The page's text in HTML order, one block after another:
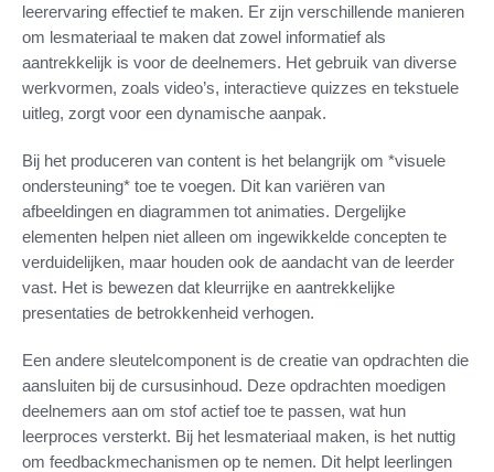
leerervaring effectief te maken. Er zijn verschillende manieren
om lesmateriaal te maken dat zowel informatief als
aantrekkelijk is voor de deelnemers. Het gebruik van diverse
werkvormen, zoals video’s, interactieve quizzes en tekstuele
uitleg, zorgt voor een dynamische aanpak.
Bij het produceren van content is het belangrijk om *visuele
ondersteuning* toe te voegen. Dit kan variëren van
afbeeldingen en diagrammen tot animaties. Dergelijke
elementen helpen niet alleen om ingewikkelde concepten te
verduidelijken, maar houden ook de aandacht van de leerder
vast. Het is bewezen dat kleurrijke en aantrekkelijke
presentaties de betrokkenheid verhogen.
Een andere sleutelcomponent is de creatie van opdrachten die
aansluiten bij de cursusinhoud. Deze opdrachten moedigen
deelnemers aan om stof actief toe te passen, wat hun
leerproces versterkt. Bij het lesmateriaal maken, is het nuttig
om feedbackmechanismen op te nemen. Dit helpt leerlingen